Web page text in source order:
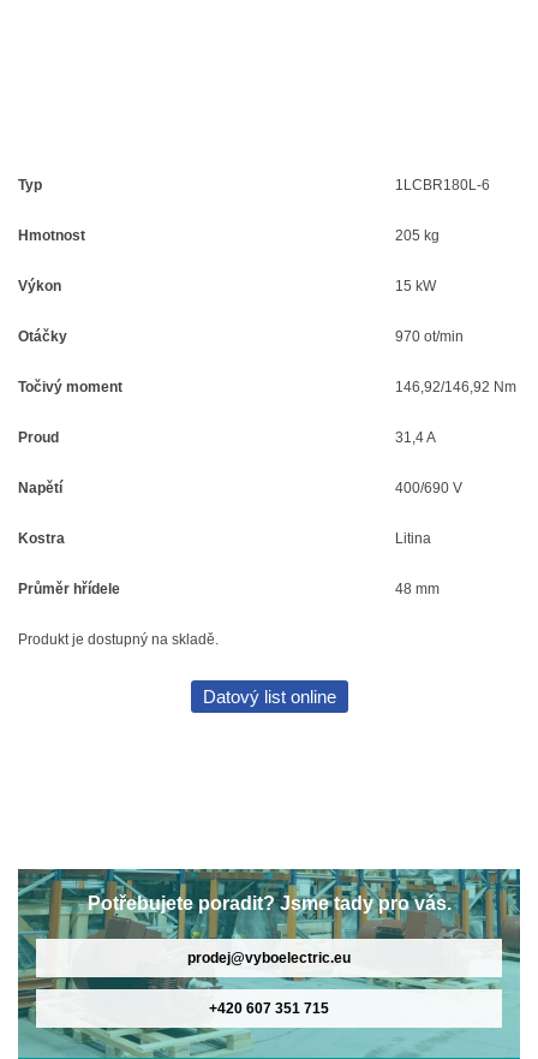
Typ 1LCBR180L-6
Hmotnost 205 kg
Výkon 15 kW
Otáčky 970 ot/min
Točivý moment 146,92/146,92 Nm
Proud 31,4 A
Napětí 400/690 V
Kostra Litina
Průměr hřídele 48 mm
Produkt je dostupný na skladě.
Datový list online
Potřebujete poradit? Jsme tady pro vás.
prodej@vyboelectric.eu
+420 607 351 715